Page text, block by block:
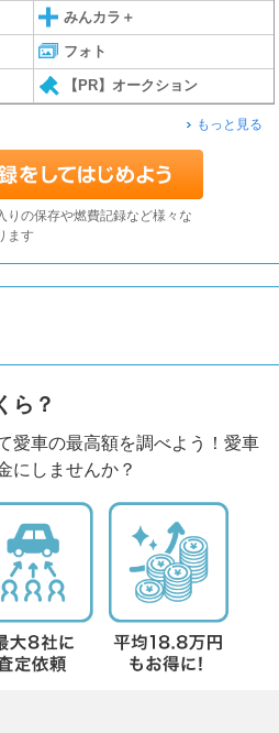
みんカラ＋
フォト
【PR】オークション
もっと見る
りの保存や燃費記録など様々な
ます
ら？
愛車の最高額を調べよう！愛車
にしませんか？